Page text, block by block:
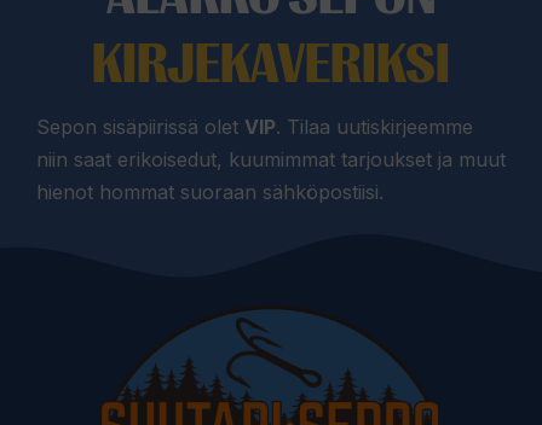
KIRJEKAVERIKSI
Sepon sisäpiirissä olet VIP. Tilaa uutiskirjeemme
niin saat erikoisedut, kuumimmat tarjoukset ja muut
hienot hommat suoraan sähköpostiisi.